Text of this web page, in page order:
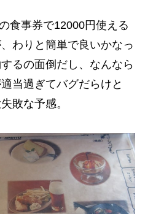
食事券で12000円使える
わりと簡単で良いかなっ
るの面倒だし、なんなら
当過ぎてバグだらけと
敗な予感。